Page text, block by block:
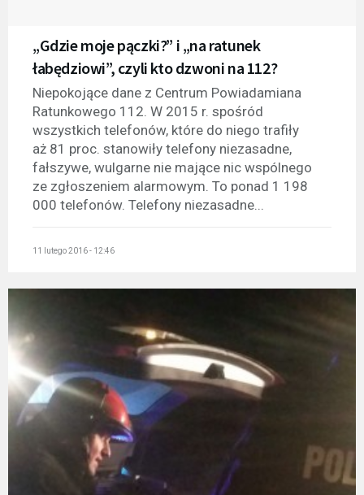
„Gdzie moje pączki?” i „na ratunek
łabędziowi”, czyli kto dzwoni na 112?
Niepokojące dane z Centrum Powiadamiana
Ratunkowego 112. W 2015 r. spośród
wszystkich telefonów, które do niego trafiły
aż 81 proc. stanowiły telefony niezasadne,
fałszywe, wulgarne nie mające nic wspólnego
ze zgłoszeniem alarmowym. To ponad 1 198
000 telefonów. Telefony niezasadne...
11 lutego 2016 - 12:46